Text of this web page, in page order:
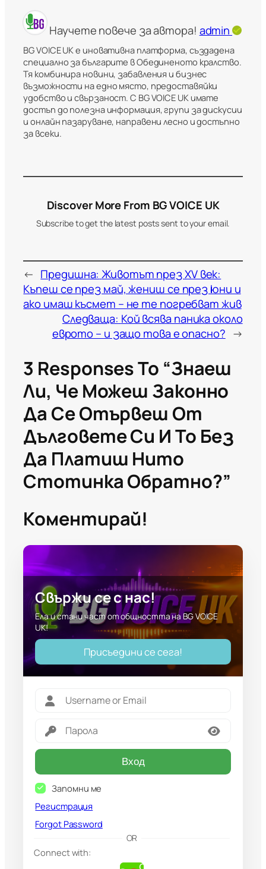
Научете повече за автора! admin
BG VOICE UK е иновативна платформа, създадена
специално за българите в Обединеното кралство.
Тя комбинира новини, забавления и бизнес
възможности на едно място, предоставяйки
удобство и свързаност. С BG VOICE UK имате
достъп до полезна информация, групи за дискусии
и онлайн пазаруване, направени лесно и достъпно
за всеки.
Discover More From BG VOICE UK
Subscribe to get the latest posts sent to your email.
← Предишна: Животът през XV век:
Къпеш се през май, жениш се през юни и
ако имаш късмет – не те погребват жив
Следваща: Кой всява паника около
еврото – и защо това е опасно? →
3 Responses To “Знаеш
Ли, Че Можеш Законно
Да Се Отървеш От
Дълговете Си И То Без
Да Платиш Нито
Стотинка Обратно?”
Коментирай!
Свържи се с нас!
Ела и стани част от общността на BG VOICE
UK!
Присъедини се сега!
Вход
Запомни ме
Регистрация
Forgot Password
OR
Connect with:
o